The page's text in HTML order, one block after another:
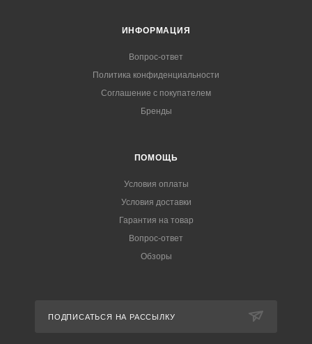
ИНФОРМАЦИЯ
Вопрос-ответ
Политика конфиденциальности
Соглашение с покупателем
Бренды
ПОМОЩЬ
Условия оплаты
Условия доставки
Гарантия на товар
Вопрос-ответ
Обзоры
ПОДПИСАТЬСЯ НА РАССЫЛКУ